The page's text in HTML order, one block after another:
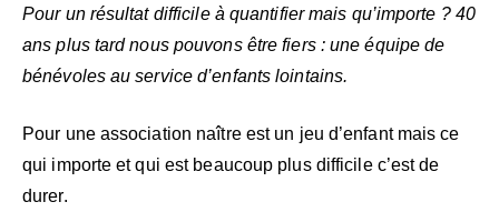
Pour un résultat difficile à quantifier mais qu’importe ? 40
ans plus tard nous pouvons être fiers : une équipe de
bénévoles au service d’enfants lointains.
Pour une association naître est un jeu d’enfant mais ce
qui importe et qui est beaucoup plus difficile c’est de
durer.